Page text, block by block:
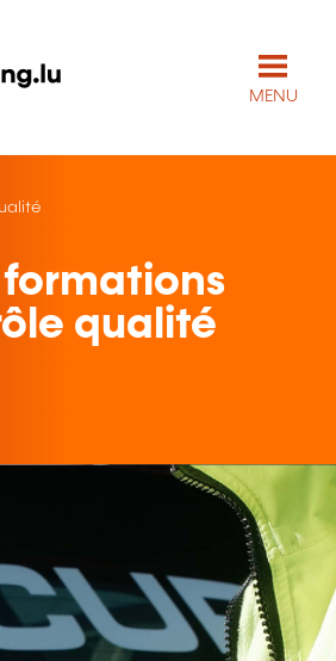
MENU
qualité